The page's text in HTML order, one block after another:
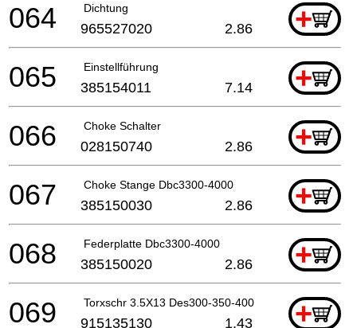
Dichtung +
064 965527020 2.86
Einstellführung +
065 385154011 7.14
Choke Schalter +
066 028150740 2.86
Choke Stange Dbc3300-4000 +
067 385150030 2.86
Federplatte Dbc3300-4000 +
068 385150020 2.86
Torxschr 3.5X13 Des300-350-400 +
069 915135130 1.43